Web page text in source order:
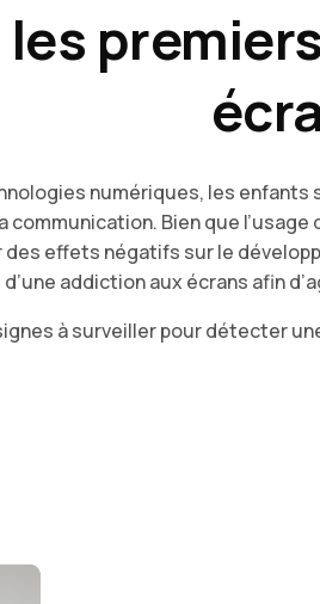
numériques, les
communication. Bien que
effets négatifs sur le
addiction aux écrans afin
à surveiller pour détecter